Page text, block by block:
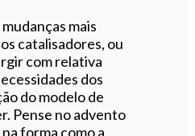
mais
catalisadores, ou
com relativa
dos
do modelo de
Pense no advento
forma como a